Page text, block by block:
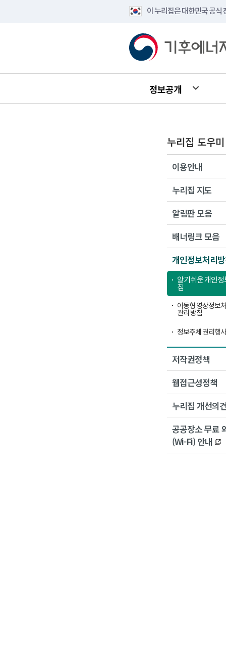
이 누리집은 대한민국 공식
정보공개
누리집 도우미
이용안내
누리집 지도
알림판 모음
배너링크 모음
개인정보처리
알기쉬운 개인
침
이동형 영상정보
관리 방침
정보주체 권리행
저작권정책
웹접근성정책
누리집 개선의
공공장소 무료
(Wi-Fi) 안내